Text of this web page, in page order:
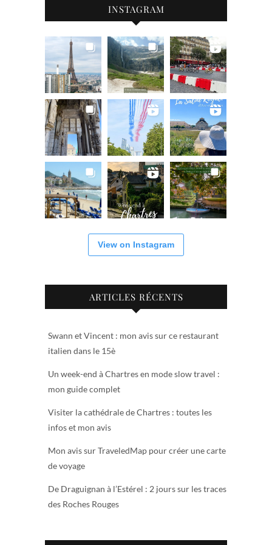
INSTAGRAM
View on Instagram
ARTICLES RÉCENTS
Swann et Vincent : mon avis sur ce restaurant
italien dans le 15è
Un week-end à Chartres en mode slow travel :
mon guide complet
Visiter la cathédrale de Chartres : toutes les
infos et mon avis
Mon avis sur TraveledMap pour créer une carte
de voyage
De Draguignan à l’Estérel : 2 jours sur les traces
des Roches Rouges